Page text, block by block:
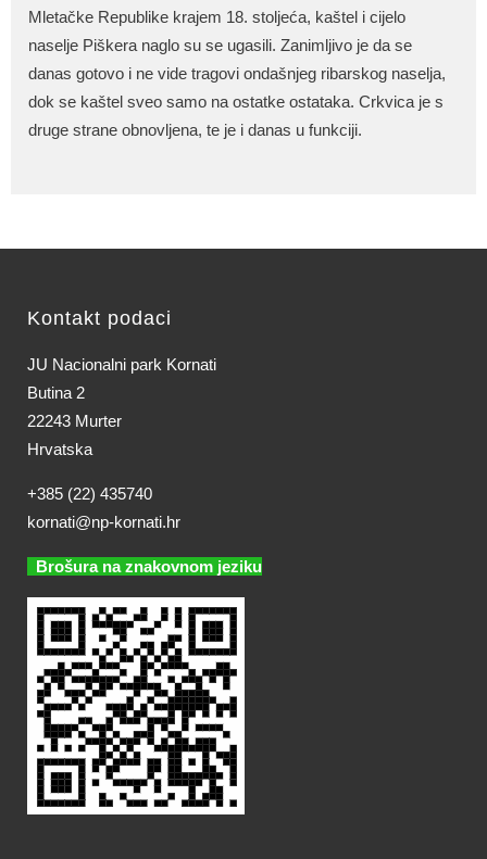
Mletačke Republike krajem 18. stoljeća, kaštel i cijelo
naselje Piškera naglo su se ugasili. Zanimljivo je da se
danas gotovo i ne vide tragovi ondašnjeg ribarskog naselja,
dok se kaštel sveo samo na ostatke ostataka. Crkvica je s
druge strane obnovljena, te je i danas u funkciji.
Kontakt podaci
JU Nacionalni park Kornati
Butina 2
22243 Murter
Hrvatska
+385 (22) 435740
kornati@np-kornati.hr
Brošura na znakovnom jeziku